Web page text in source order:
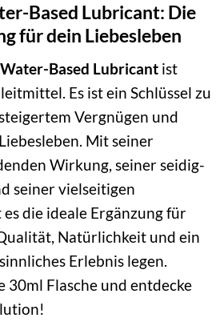
Based Lubricant: Die
für dein Liebesleben
Based Lubricant ist
Es ist ein Schlüssel zu
Vergnügen und
Mit seiner
Wirkung, seiner seidig-
seiner vielseitigen
die ideale Ergänzung für
Natürlichkeit und ein
Erlebnis legen.
30ml Flasche und entdecke